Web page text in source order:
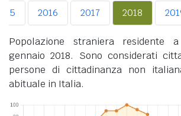
2016 2017 2018
Popolazione straniera residente a
gennaio 2018. Sono considerati
persone di cittadinanza non
abituale in Italia.